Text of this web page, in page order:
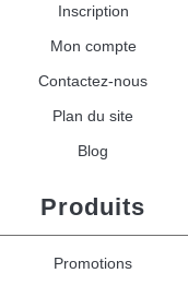
Inscription
Mon compte
Contactez-nous
Plan du site
Blog
Produits
Promotions